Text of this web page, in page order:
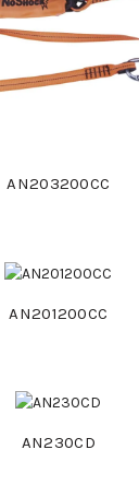
AN203200CC
AN201200CC
AN230CD